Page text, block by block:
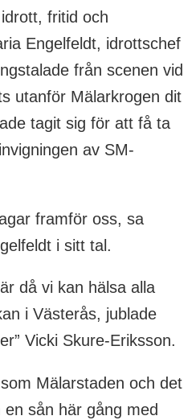
fritid och
Engelfeldt, idrottschef
från scenen vid
utanför Mälarkrogen dit
tagit sig för att få ta
av SM-
framför oss, sa
i sitt tal.
då vi kan hälsa alla
i Västerås, jublade
Vicki Skure-Eriksson.
Mälarstaden och det
sån här gång med